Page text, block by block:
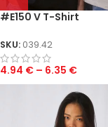
#E150 V T-Shirt
SKU: 039.42
4.94 € – 6.35 €